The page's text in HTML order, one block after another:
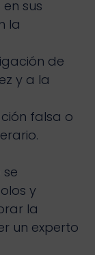
sus
la
de
y a la
falsa o
y
la
un experto